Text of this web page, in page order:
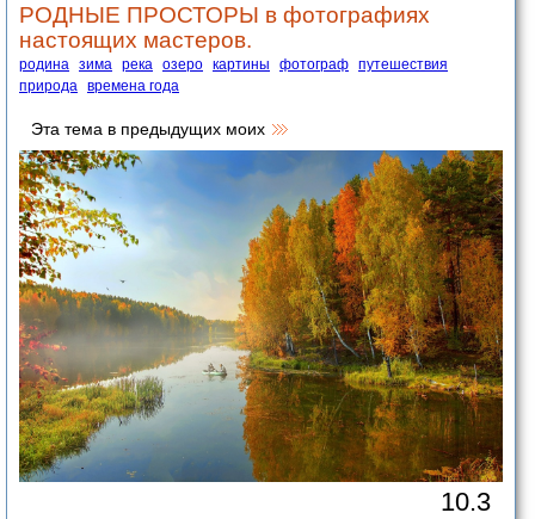
РОДНЫЕ ПРОСТОРЫ в фотографиях
настоящих мастеров.
родина зима река озеро картины фотограф путешествия
природа времена года
Эта тема в предыдущих моих
10.3